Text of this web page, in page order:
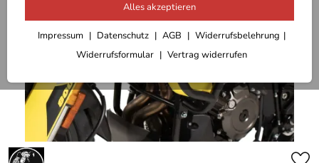
Alles akzeptieren
Impressum Datenschutz AGB
Widerrufsbelehrung
Widerrufsformular
Vertrag widerrufen